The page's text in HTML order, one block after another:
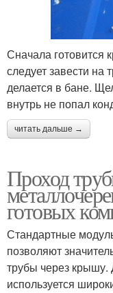
Сначала готовится
следует завести на
делается в бане.
внутрь не попал
читать дальше →
Проход
готовых
Стандартные
позволяют
трубы через крышу.
используется